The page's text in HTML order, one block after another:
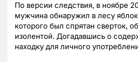
По версии следствия, в ноябре
мужчина обнаружил в лесу
которого был спрятан сверток,
изолентой. Догадавшись о
находку для личного